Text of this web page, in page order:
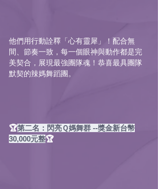
他們用行動詮釋「心有靈犀」！配合無
間、節奏一致，每一個眼神與動作都是完
美契合，展現最強團隊魂！恭喜最具團隊
默契的辣媽舞蹈團。
🏆第二名：閃亮Ｑ媽舞群 --獎金新台幣
30,000元整🏆